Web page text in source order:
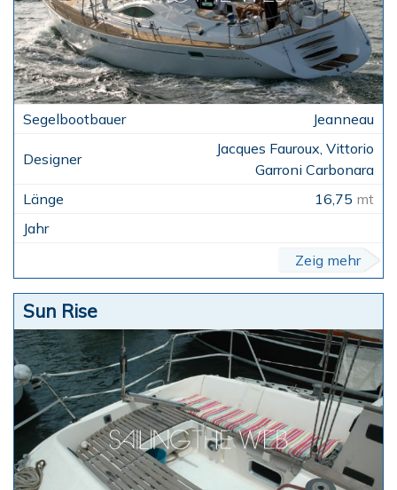
Jeanneau
Jacques Fauroux, Vittorio
Garroni Carbonara
16,75 mt
Zeig mehr
Sun Rise